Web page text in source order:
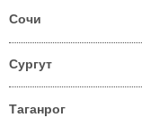
Сочи
Сургут
Таганрог